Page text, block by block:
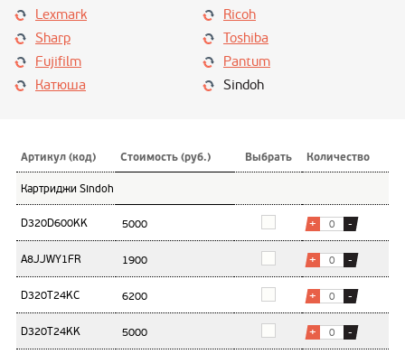
Lexmark
Ricoh
Sharp
Toshiba
Fujifilm
Pantum
Катюша
Sindoh
Артикул (код) Стоимость (руб.) Выбрать Количество
Картриджи Sindoh
D320D600KK + -
A8JJWY1FR + -
D320T24KC + -
D320T24KK + -